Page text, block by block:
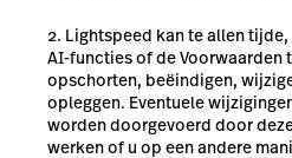
Lightspeed kan te allen
AI-functies of de Voorwaarden
opschorten, beëindigen,
opleggen. Eventuele
worden doorgevoerd door
werken of u op een andere